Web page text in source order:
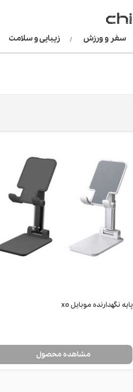
سفر و ورزش زیبایی و سلامت
پایه نگهدارنده موبایل xo
مشاهده محصول